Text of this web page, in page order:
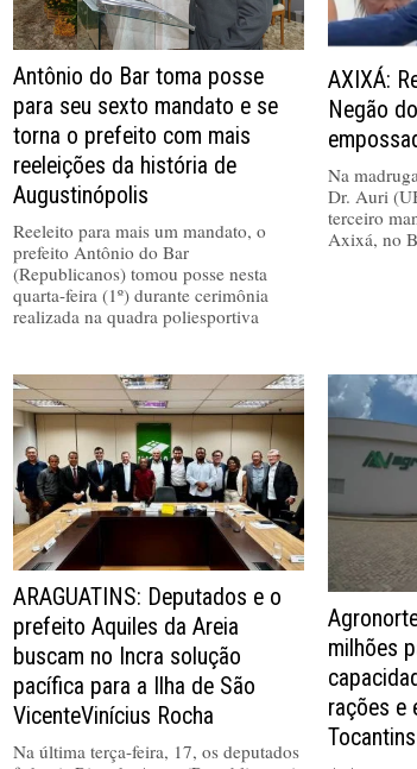
Antônio do Bar toma posse
para seu sexto mandato e se
torna o prefeito com mais
reeleições da história de
Augustinópolis
Reeleito para mais um mandato, o
prefeito Antônio do Bar
(Republicanos) tomou posse nesta
quarta-feira (1º) durante cerimônia
realizada na quadra poliesportiva
AXIXÁ:
Negão
Na
Dr. Auri
terceiro
Axixá, no
ARAGUATINS: Deputados e o
prefeito Aquiles da Areia
buscam no Incra solução
pacífica para a Ilha de São
VicenteVinícius Rocha
Na última terça-feira, 17, os deputados
milhões
rações e
Tocantins